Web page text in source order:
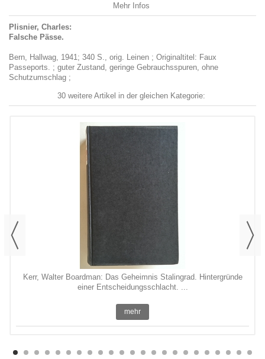
Mehr Infos
Plisnier, Charles:
Falsche Pässe.
Bern, Hallwag, 1941; 340 S., orig. Leinen ; Originaltitel: Faux
Passeports. ; guter Zustand, geringe Gebrauchsspuren, ohne
Schutzumschlag ;
30 weitere Artikel in der gleichen Kategorie:
Kerr, Walter Boardman: Das Geheimnis Stalingrad. Hintergründe
einer Entscheidungsschlacht. ...
mehr